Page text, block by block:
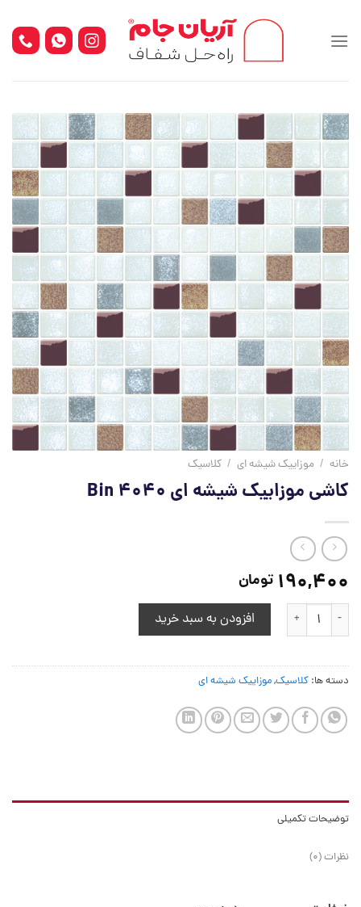
content
خانه / موزاییک شیشه ای / کلاسیک
کاشی موزاییک شیشه ای Bin 4040
190,400 تومان
کاشی موزاییک شیشه ای Bin 4040 عددافزودن به سبد خرید
دسته ها: کلاسیک,موزاییک شیشه ای
توضیحات تکمیلی
نظرات (0)